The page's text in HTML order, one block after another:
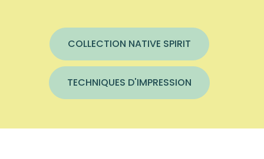
COLLECTION NATIVE SPIRIT
TECHNIQUES D'IMPRESSION